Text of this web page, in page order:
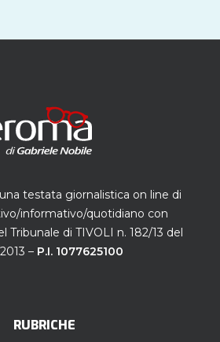
testata giornalistica on line di
informativo/quotidiano con
Tribunale di TIVOLI n. 182/13 del
– P.I. 1077625100
RUBRICHE